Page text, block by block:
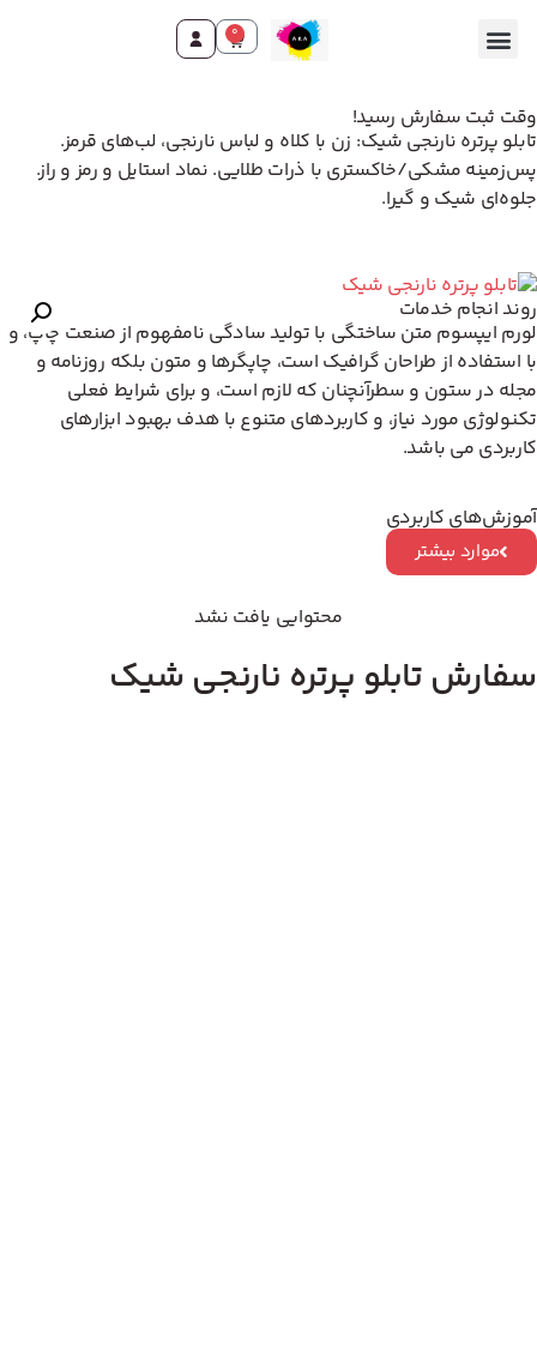
0
وقت ثبت سفارش رسید!
تابلو پرتره نارنجی شیک: زن با کلاه و لباس نارنجی، لب‌های قرمز.
پس‌زمینه مشکی/خاکستری با ذرات طلایی. نماد استایل و رمز و راز.
جلوه‌ای شیک و گیرا.
روند انجام خدمات
لورم ایپسوم متن ساختگی با تولید سادگی نامفهوم از صنعت چاپ، و
با استفاده از طراحان گرافیک است، چاپگرها و متون بلکه روزنامه و
مجله در ستون و سطرآنچنان که لازم است، و برای شرایط فعلی
تکنولوژی مورد نیاز، و کاربردهای متنوع با هدف بهبود ابزارهای
کاربردی می باشد.
آموزش‌های کاربردی
موارد بیشتر
محتوایی یافت نشد
سفارش تابلو پرتره نارنجی شیک